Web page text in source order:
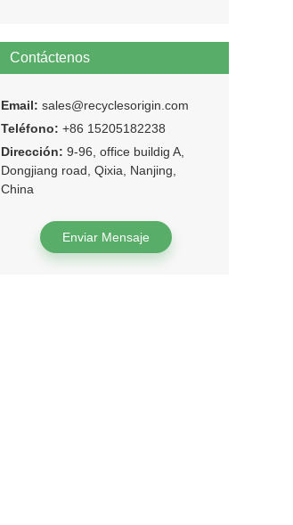
Contáctenos
Email: sales@recyclesorigin.com
Teléfono: +86 15205182238
Dirección: 9-96, office buildig A,
Dongjiang road, Qixia, Nanjing,
China
Enviar Mensaje